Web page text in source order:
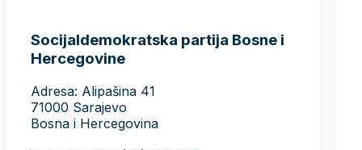
Socijaldemokratska partija Bosne i
Hercegovine
Adresa: Alipašina 41
71000 Sarajevo
Bosna i Hercegovina